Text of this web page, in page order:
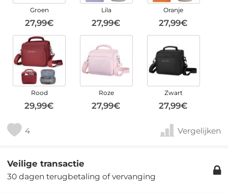
Groen
27,99€
Lila
27,99€
Oranje
27,99€
Rood
29,99€
Roze
27,99€
Zwart
27,99€
4 Vergelijken
Veilige transactie
30 dagen terugbetaling of vervanging